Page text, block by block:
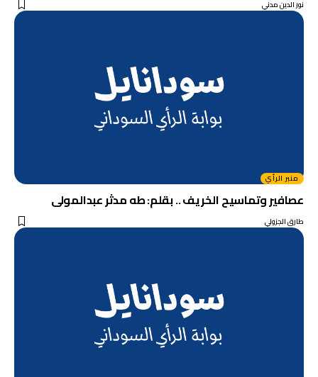
نور الدين مدني
منبر الرأي
عصافير وتماسيح الخريف .. بقلم: طه مدثر عبدالمولى
طارق الجزولي